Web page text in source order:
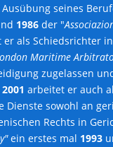
seines
1986 der "
als Schiedsrichter
Maritime
zugelassen
2001 arbeitet er auch
Dienste sowohl an
Rechts in
ein erstes mal 1993